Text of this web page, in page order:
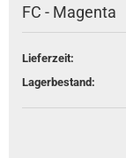
FC - Magenta
Lieferzeit:
Lagerbestand: